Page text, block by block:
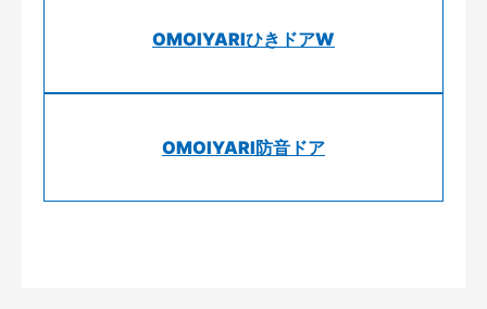
OMOIYARIひきドアW
OMOIYARI防音ドア